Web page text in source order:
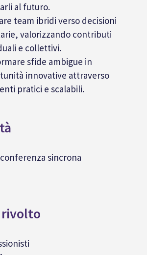
al futuro.
team ibridi verso decisioni
valorizzando contributi
e collettivi.
sfide ambigue in
innovative attraverso
pratici e scalabili.
sincrona
rivolto